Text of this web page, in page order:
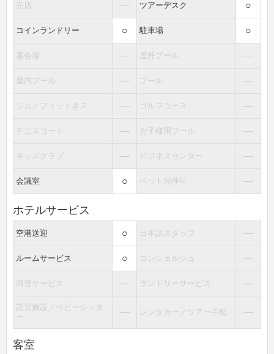
売店 ― ツアーデスク ○
コインランドリー ○ 駐車場 ○
宴会場 ― 屋外プール ―
屋内プール ― プール ―
ジム／フィットネス ― ゴルフコース ―
テニスコート ― お子様用プール ―
キッズクラブ ― ビジネスセンター ―
会議室 ○ ペット同伴可 ―
ホテルサービス
空港送迎 ○ 日本語スタッフ ―
ルームサービス ○ コンシェルジュ ―
両替サービス ― ランドリーサービス ―
託児施設／ベビーシッタ
ー
― レンタカー／ツアー手配 ―
客室